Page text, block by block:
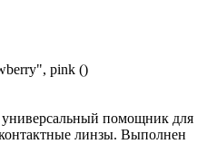
pink ()
помощник для
контактные линзы. Выполнен